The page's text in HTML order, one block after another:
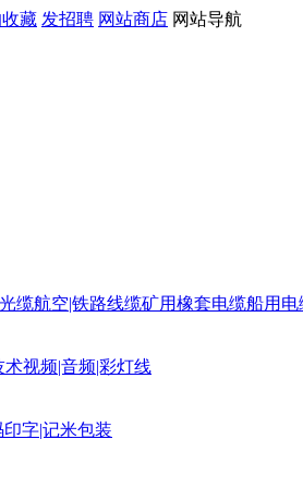
藏 发招聘 网站商店 网站导航
缆航空|铁路线缆矿用橡套电缆船用电
术视频|音频|彩灯线
印字|记米包装